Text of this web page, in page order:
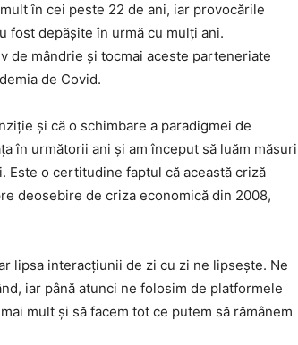
în cei peste 22 de ani, iar provocările
fost depășite în urmă cu mulți ani.
de mândrie și tocmai aceste parteneriate
de Covid.
și că o schimbare a paradigmei de
în următorii ani și am început să luăm măsuri
Este o certitudine faptul că această criză
deosebire de criza economică din 2008,
lipsa interacțiunii de zi cu zi ne lipsește. Ne
iar până atunci ne folosim de platformele
mult și să facem tot ce putem să rămânem